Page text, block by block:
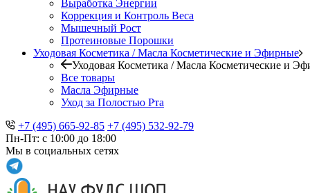
Выработка Энергии
Коррекция и Контроль Веса
Мышечный Рост
Протеиновые Порошки
Уходовая Косметика / Масла Косметические и Эфирные
Уходовая Косметика / Масла Косметические и
Все товары
Масла Эфирные
Уход за Полостью Рта
+7 (495) 665-92-85 +7 (495) 532-92-79
Пн-Пт: с 10:00 до 18:00
Мы в социальных сетях